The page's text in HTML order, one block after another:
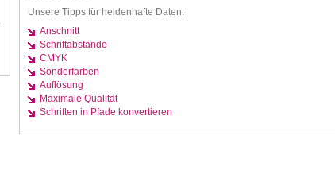
Unsere Tipps für heldenhafte Daten:
Anschnitt
Schriftabstände
CMYK
Sonderfarben
Auflösung
Maximale Qualität
Schriften in Pfade konvertieren